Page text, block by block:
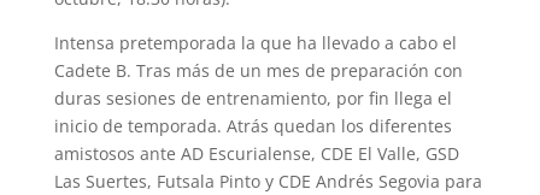
Intensa pretemporada la que ha llevado a cabo el
Cadete B. Tras más de un mes de preparación con
duras sesiones de entrenamiento, por fin llega el
inicio de temporada. Atrás quedan los diferentes
amistosos ante AD Escurialense, CDE El Valle, GSD
Las Suertes, Futsala Pinto y CDE Andrés Segovia para